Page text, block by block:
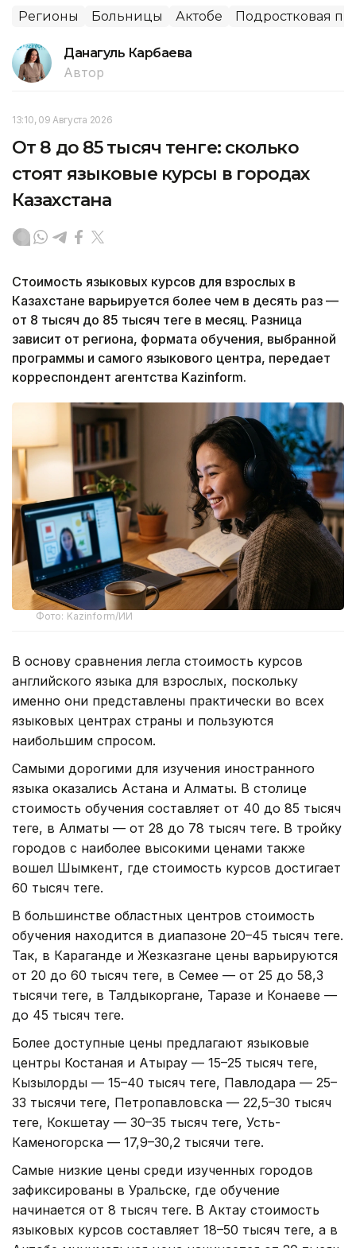
Регионы Больницы Актобе Подростковая
Данагуль Карбаева
Автор
13:10, 09 Августа 2026
От 8 до 85 тысяч тенге: сколько
стоят языковые курсы в городах
Казахстана
Стоимость языковых курсов для взрослых в
Казахстане варьируется более чем в десять раз —
от 8 тысяч до 85 тысяч теңге в месяц. Разница
зависит от региона, формата обучения, выбранной
программы и самого языкового центра, передает
корреспондент агентства Kazinform.
Фото: Kazinform/ИИ
В основу сравнения легла стоимость курсов
английского языка для взрослых, поскольку
именно они представлены практически во всех
языковых центрах страны и пользуются
наибольшим спросом.
Самыми дорогими для изучения иностранного
языка оказались Астана и Алматы. В столице
стоимость обучения составляет от 40 до 85 тысяч
теңге, в Алматы — от 28 до 78 тысяч теңге. В тройку
городов с наиболее высокими ценами также
вошел Шымкент, где стоимость курсов достигает
60 тысяч теңге.
В большинстве областных центров стоимость
обучения находится в диапазоне 20–45 тысяч теңге.
Так, в Караганде и Жезказгане цены варьируются
от 20 до 60 тысяч теңге, в Семее — от 25 до 58,3
тысячи теңге, в Талдыкоргане, Таразе и Конаеве —
до 45 тысяч теңге.
Более доступные цены предлагают языковые
центры Костаная и Атырау — 15–25 тысяч теңге,
Кызылорды — 15–40 тысяч теңге, Павлодара — 25–
33 тысячи теңге, Петропавловска — 22,5–30 тысяч
теңге, Кокшетау — 30–35 тысяч теңге, Усть-
Каменогорска — 17,9–30,2 тысячи теңге.
Самые низкие цены среди изученных городов
зафиксированы в Уральске, где обучение
начинается от 8 тысяч теңге. В Актау стоимость
языковых курсов составляет 18–50 тысяч теңге, а в